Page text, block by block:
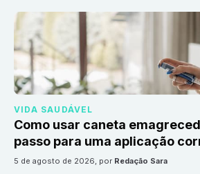
VIDA SAUDÁVEL
Como usar caneta
passo para uma aplicação
5 de agosto de 2026, por Redação Sara